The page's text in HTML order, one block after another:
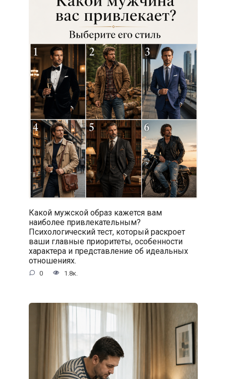
Какой мужской образ кажется вам
наиболее привлекательным?
Психологический тест, который раскроет
ваши главные приоритеты, особенности
характера и представление об идеальных
отношениях.
0 1.8к.